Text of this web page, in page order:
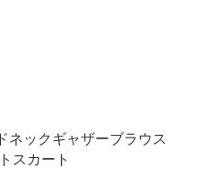
ックギャザーブラウス
スカート